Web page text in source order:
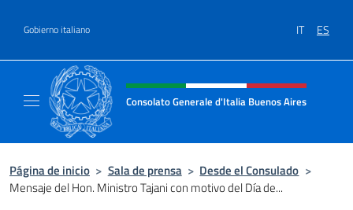
Gobierno italiano IT ES
Encabezado del sitio web,
Consolato Generale d'Italia Buenos Aires
Página de inicio > Sala de prensa > Desde el Consulado >
Mensaje del Hon. Ministro Tajani con motivo del Día de...